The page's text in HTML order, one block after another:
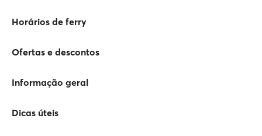
Horários de ferry
Ofertas e descontos
Informação geral
Dicas úteis